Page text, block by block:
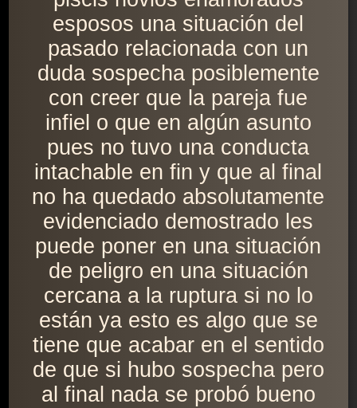
esposos una situación del
pasado relacionada con un
duda sospecha posiblemente
con creer que la pareja fue
infiel o que en algún asunto
pues no tuvo una conducta
intachable en fin y que al final
no ha quedado absolutamente
evidenciado demostrado les
puede poner en una situación
de peligro en una situación
cercana a la ruptura si no lo
están ya esto es algo que se
tiene que acabar en el sentido
de que si hubo sospecha pero
al final nada se probó bueno